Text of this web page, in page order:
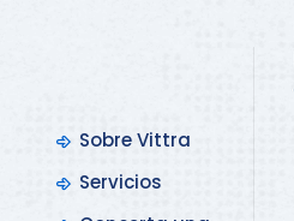
Sobre Vittra
Servicios